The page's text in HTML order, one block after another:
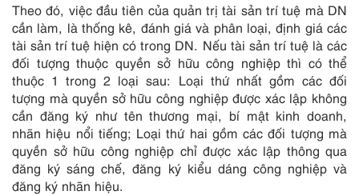
Theo đó, việc đầu tiên của quản trị tài sản trí tuệ mà DN
cần làm, là thống kê, đánh giá và phân loại, định giá các
tài sản trí tuệ hiện có trong DN. Nếu tài sản trí tuệ là các
đối tượng thuộc quyền sở hữu công nghiệp thì có thể
thuộc 1 trong 2 loại sau: Loại thứ nhất gồm các đối
tượng mà quyền sở hữu công nghiệp được xác lập không
cần đăng ký như tên thương mại, bí mật kinh doanh,
nhãn hiệu nổi tiếng; Loại thứ hai gồm các đối tượng mà
quyền sở hữu công nghiệp chỉ được xác lập thông qua
đăng ký sáng chế, đăng ký kiểu dáng công nghiệp và
đăng ký nhãn hiệu.